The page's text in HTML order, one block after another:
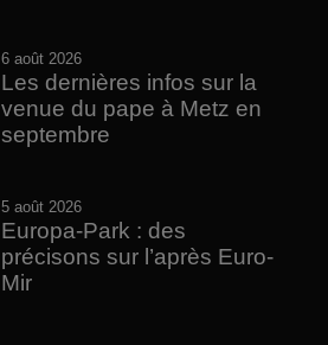
6 août 2026
Les dernières infos sur la
venue du pape à Metz en
septembre
5 août 2026
Europa-Park : des
précisons sur l’après Euro-
Mir